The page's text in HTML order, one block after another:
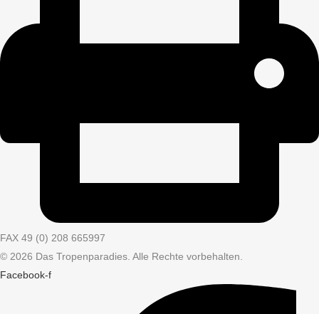
FAX 49 (0) 208 665997
© 2026 Das Tropenparadies. Alle Rechte vorbehalten.
Facebook-f